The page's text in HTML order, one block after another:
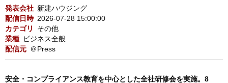
発表会社 新建ハウジング
配信日時 2026-07-28 15:00:00
カテゴリ
その他
業種 ビジネス全般
配信元 ＠Press
安全・コンプライアンス教育を中心とした全社研修会を実施。8